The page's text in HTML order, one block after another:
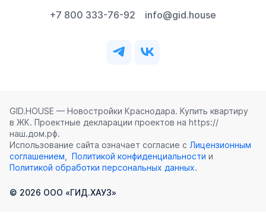
+7 800 333-76-92 info@gid.house
GID.HOUSE — Новостройки Краснодара. Купить квартиру
в ЖК. Проектные декларации проектов на https://
наш.дом.рф.
Использование сайта означает согласие с Лицензионным
соглашением
Политикой конфиденциальности и
Политикой обработки персональных данных.
© 2026 ООО «ГИД.ХАУЗ»